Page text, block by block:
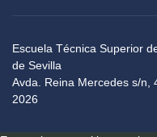
Escuela Técnica Superior
de Sevilla
Avda. Reina Mercedes s/n,
2026